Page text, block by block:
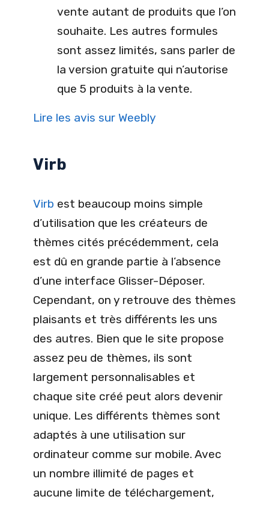
vente autant de produits que l’on
souhaite. Les autres formules
sont assez limités, sans parler de
la version gratuite qui n’autorise
que 5 produits à la vente.
Lire les avis sur Weebly
Virb
Virb est beaucoup moins simple
d’utilisation que les créateurs de
thèmes cités précédemment, cela
est dû en grande partie à l’absence
d’une interface Glisser-Déposer.
Cependant, on y retrouve des thèmes
plaisants et très différents les uns
des autres. Bien que le site propose
assez peu de thèmes, ils sont
largement personnalisables et
chaque site créé peut alors devenir
unique. Les différents thèmes sont
adaptés à une utilisation sur
ordinateur comme sur mobile. Avec
un nombre illimité de pages et
aucune limite de téléchargement,